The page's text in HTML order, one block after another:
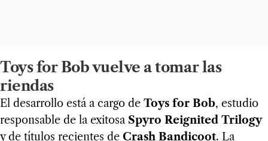
Toys for Bob vuelve a tomar las
riendas
El desarrollo está a cargo de Toys for Bob, estudio
responsable de la exitosa Spyro Reignited Trilogy
y de títulos recientes de Crash Bandicoot. La